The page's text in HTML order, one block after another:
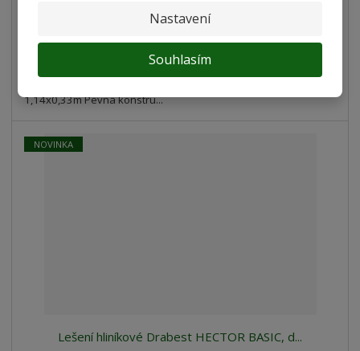
Nastavení
Souhlasím
Porovnání SKLADEM
DRABEST Žebříkové lešení 2x8 BASIC Alu, rozměr plošiny
1,14x0,33m Pevná konstru...
NOVINKA
Lešení hliníkové Drabest HECTOR BASIC, d...